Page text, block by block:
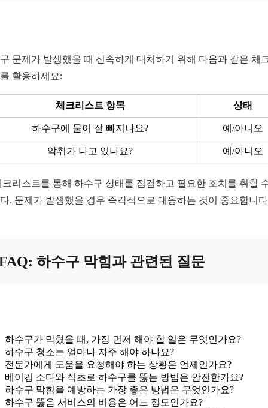
문제가 발생했을 때 신속하게 대처하기 위해 다음과 같은 체
활용하세요:
체크리스트 항목 상태
하수구에 물이 잘 빠지나요? 예/아니오
악취가 나고 있나요? 예/아니오
크리스트를 통해 하수구 상태를 점검하고 필요한 조치를 취할
. 문제가 발생했을 경우 즉각적으로 대응하는 것이 중요합니
하수구 막힘과 관련된 질문
하수구가 막혔을 때, 가장 먼저 해야 할 일은 무엇인가요?
하수구 청소는 얼마나 자주 해야 하나요?
전문가에게 도움을 요청해야 하는 상황은 언제인가요?
베이킹 소다와 식초로 하수구를 뚫는 방법은 안전한가요?
하수구 막힘을 예방하는 가장 좋은 방법은 무엇인가요?
하수구 뚫음 서비스의 비용은 어느 정도인가요?